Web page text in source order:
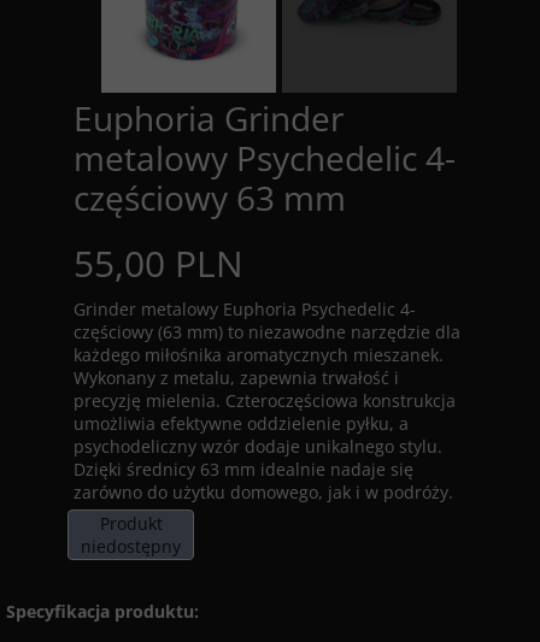
Produkt
niedostępny
Grinder metalowy Euphoria Psychedelic 4-
częściowy (63 mm) to niezawodne narzędzie dla
każdego miłośnika aromatycznych mieszanek.
Wykonany z metalu, zapewnia trwałość i
precyzję mielenia. Czteroczęściowa konstrukcja
umożliwia efektywne oddzielenie pyłku, a
psychodeliczny wzór dodaje unikalnego stylu.
Dzięki średnicy 63 mm idealnie nadaje się
zarówno do użytku domowego, jak i w podróży.
55,00 PLN
Euphoria Grinder
metalowy Psychedelic 4-
częściowy 63 mm
Specyfikacja produktu: